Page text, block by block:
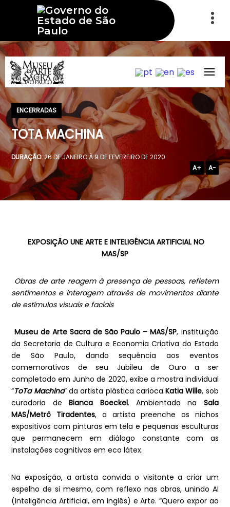
ENCERRADAS
TOTA MACHINA
DURAÇÃO:26 DE JANEIRO À 9 DE FEVEREIRO DE 2020
A+
A-
EXPOSIÇÃO UNE ARTE E INTELIGÊNCIA ARTIFICIAL NO
MAS/SP
Obras de arte reagem à presença de pessoas, refletem
sentimentos e interagem através de movimentos diante
de estímulos visuais e faciais
Museu de Arte Sacra de São Paulo – MAS/SP, instituição
da Secretaria de Cultura e Economia Criativa do Estado
de São Paulo, dando sequência aos eventos
comemorativos de seu Jubileu de Ouro a ser
completado em Junho de 2020, exibe a mostra individual
“ToTa Machina” da artista plástica cariocaKatia Wille, sob
curadoria deBianca Boeckel. Ambientada na Sala
MAS/Metrô Tiradentes, a artista preenche os nichos
expositivos com pinturas em tela e pequenas esculturas
que permanecem em diálogo constante com as
instalações cognitivas em eco látex.
Na exposição, a artista convida o visitante a criar um
espelho de si mesmo, com reflexo nas obras, unindo AI
(Inteligência Artificial, em inglês) e Arte. “Quero expor ao